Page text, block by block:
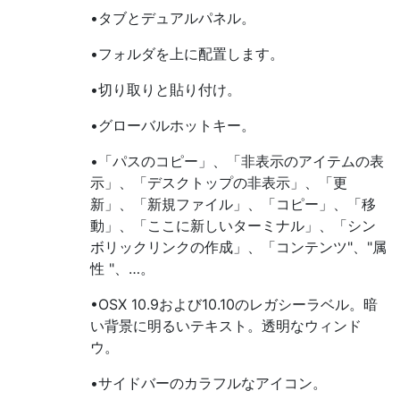
•タブとデュアルパネル。
•フォルダを上に配置します。
•切り取りと貼り付け。
•グローバルホットキー。
•「パスのコピー」、「非表示のアイテムの表
示」、「デスクトップの非表示」、「更
新」、「新規ファイル」、「コピー」、「移
動」、「ここに新しいターミナル」、「シン
ボリックリンクの作成」、「コンテンツ"、"属
性 "、…。
•OSX 10.9および10.10のレガシーラベル。暗
い背景に明るいテキスト。透明なウィンド
ウ。
•サイドバーのカラフルなアイコン。